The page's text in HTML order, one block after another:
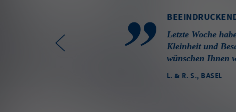
Letzte Woche
Kleinheit und
wünschen Ihnen
L. & R. S., BASEL